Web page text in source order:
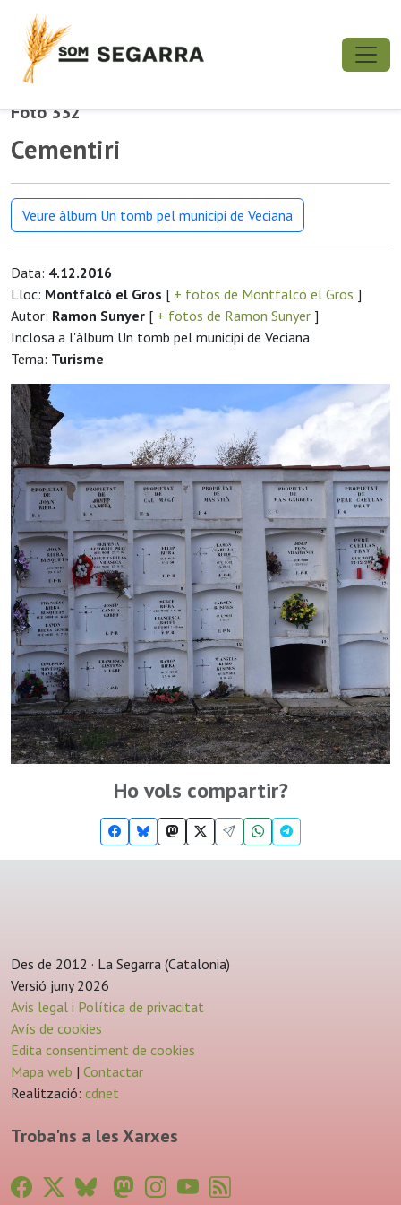
Foto 332
Cementiri
Veure àlbum Un tomb pel municipi de Veciana
Data: 4.12.2016
Lloc: Montfalcó el Gros [ + fotos de Montfalcó el Gros ]
Autor: Ramon Sunyer [ + fotos de Ramon Sunyer ]
Inclosa a l'àlbum Un tomb pel municipi de Veciana
Tema: Turisme
Ho vols compartir?
Des de 2012 · La Segarra (Catalonia)
Versió juny 2026
Avis legal i Política de privacitat
Avís de cookies
Edita consentiment de cookies
Mapa web | Contactar
Realització: cdnet
Troba'ns a les Xarxes